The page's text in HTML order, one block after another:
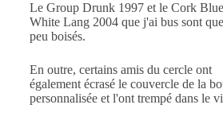
Le Group Drunk 1997 et le Cork
White Lang 2004 que j'ai bus sont
peu boisés.
En outre, certains amis du cercle ont
également écrasé le couvercle de la
personnalisée et l'ont trempé dans le